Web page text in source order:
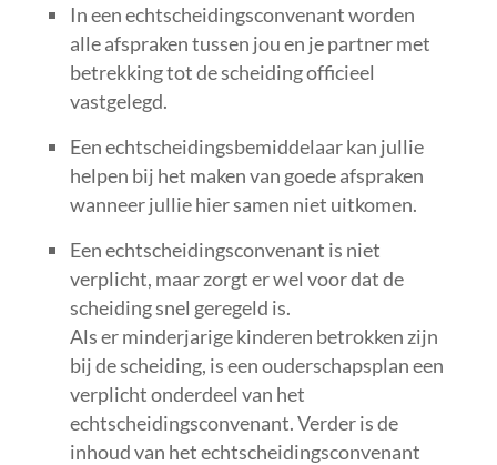
In een echtscheidingsconvenant worden
alle afspraken tussen jou en je partner met
betrekking tot de scheiding officieel
vastgelegd.
Een echtscheidingsbemiddelaar kan jullie
helpen bij het maken van goede afspraken
wanneer jullie hier samen niet uitkomen.
Een echtscheidingsconvenant is niet
verplicht, maar zorgt er wel voor dat de
scheiding snel geregeld is.
Als er minderjarige kinderen betrokken zijn
bij de scheiding, is een ouderschapsplan een
verplicht onderdeel van het
echtscheidingsconvenant. Verder is de
inhoud van het echtscheidingsconvenant